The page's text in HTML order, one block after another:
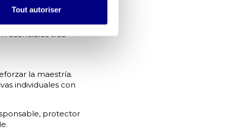
Tout autoriser
esenciales tres
la maestría.
individuales con
protector